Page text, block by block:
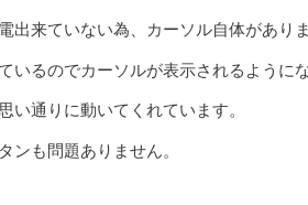
出来ていない為、カーソル自体があり
いるのでカーソルが表示されるように
い通りに動いてくれています。
ンも問題ありません。